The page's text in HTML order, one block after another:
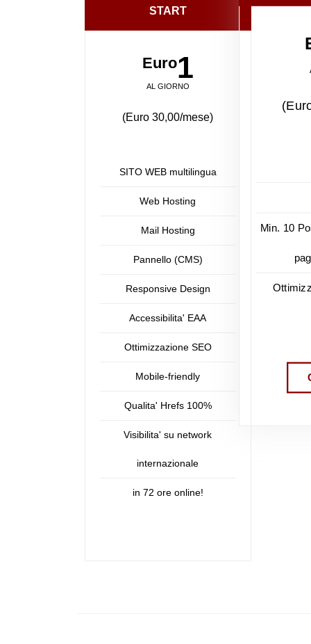
START
Euro1
AL GIORNO
(Euro 30,00/mese)
SITO WEB multilingua
Web Hosting
Mail Hosting
Pannello (CMS)
Responsive Design
Accessibilita' EAA
Ottimizzazione SEO
Mobile-friendly
Qualita' Hrefs 100%
Visibilita' su network
internazionale
in 72 ore online!
Min. 10